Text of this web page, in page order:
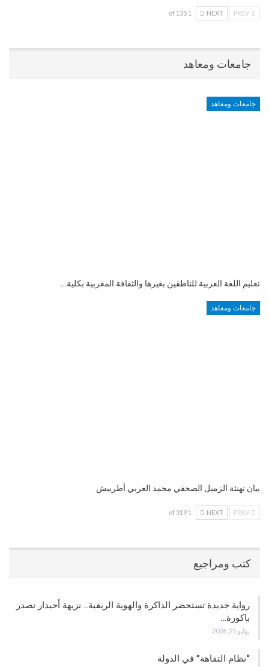
NEXT
1 of 135
جامعات ومعاهد
جامعات ومعاهد
تعليم اللغة العربية للناطقين بغيرها والثقافة المغربية بكلية…
جامعات ومعاهد
بيان تهنئة الزميل الصحفي محمد العربي أطريبش
NEXT
1 of 319
كتب ومراجيع
رواية جديدة تستحضر الذاكرة والهوية الريفية.. نزيهة أحيذار تصدر
باكورة…
يوليو 25, 2026
“نظام التفاهة” في الدولة